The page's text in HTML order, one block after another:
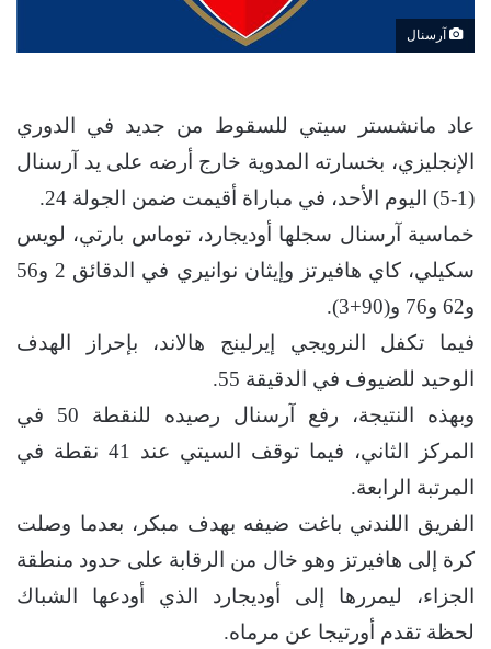
آرسنال
عاد مانشستر سيتي للسقوط من جديد في الدوري
الإنجليزي، بخسارته المدوية خارج أرضه على يد آرسنال
(1-5) اليوم الأحد، في مباراة أقيمت ضمن الجولة 24.
خماسية آرسنال سجلها أوديجارد، توماس بارتي، لويس
سكيلي، كاي هافيرتز وإيثان نوانيري في الدقائق 2 و56
و62 و76 و(90+3).
فيما تكفل النرويجي إيرلينج هالاند، بإحراز الهدف
الوحيد للضيوف في الدقيقة 55.
وبهذه النتيجة، رفع آرسنال رصيده للنقطة 50 في
المركز الثاني، فيما توقف السيتي عند 41 نقطة في
المرتبة الرابعة.
الفريق اللندني باغت ضيفه بهدف مبكر، بعدما وصلت
كرة إلى هافيرتز وهو خال من الرقابة على حدود منطقة
الجزاء، ليمررها إلى أوديجارد الذي أودعها الشباك
لحظة تقدم أورتيجا عن مرماه.